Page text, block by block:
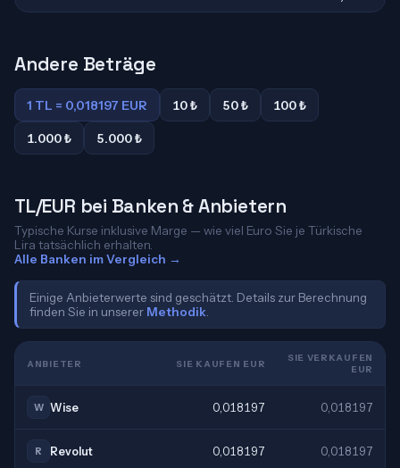
Andere Beträge
1 TL = 0,018197 EUR 10 ₺ 50 ₺ 100 ₺
1.000 ₺ 5.000 ₺
TL/EUR bei Banken & Anbietern
Typische Kurse inklusive Marge — wie viel Euro Sie je Türkische
Lira tatsächlich erhalten.
Alle Banken im Vergleich →
Einige Anbieterwerte sind geschätzt. Details zur Berechnung
finden Sie in unserer Methodik
ANBIETER SIE KAUFEN EUR
SIE VERKAUFEN
EUR
W Wise 0,018197 0,018197
R Revolut 0,018197 0,018197